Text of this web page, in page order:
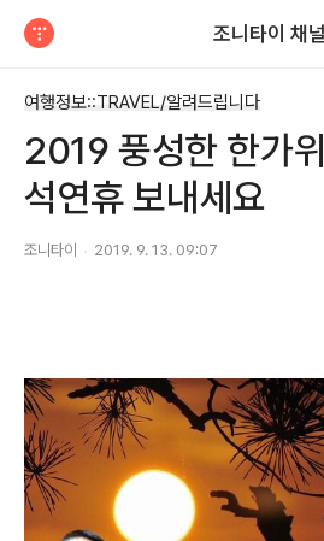
조니타이 채널
여행정보::TRAVEL/알려드립니다
2019 풍성한 한가
석연휴 보내세요
조니타이 2019. 9. 13. 09:07